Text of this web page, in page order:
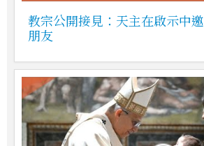
教宗公開接見：天主在啟示中
朋友